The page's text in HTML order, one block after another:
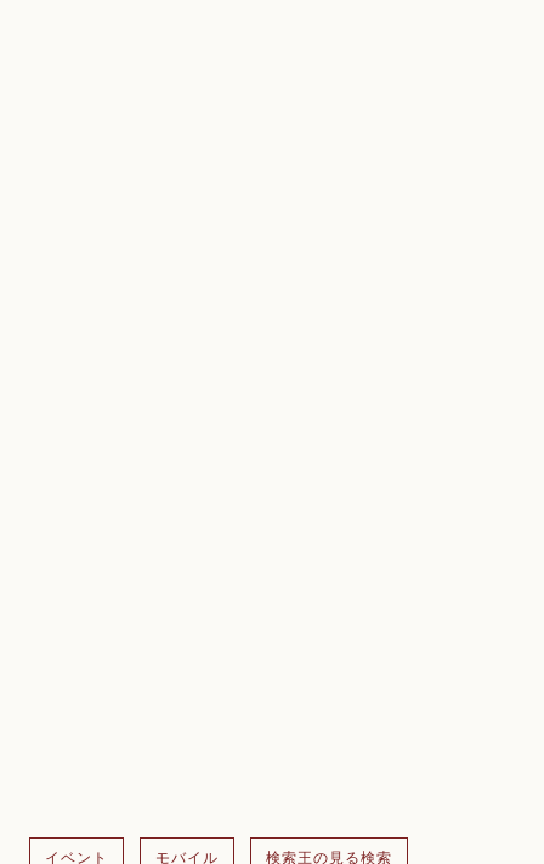
イベント モバイル 検索王の見る検索